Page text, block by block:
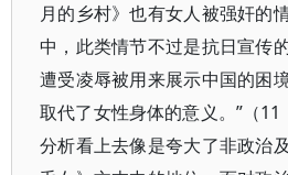
月的乡村》也有女人被强奸的
中，此类情节不过是抗日宣传
遭受凌辱被用来展示中国的困
取代了女性身体的意义。”（11
分析看上去像是夸大了非政治